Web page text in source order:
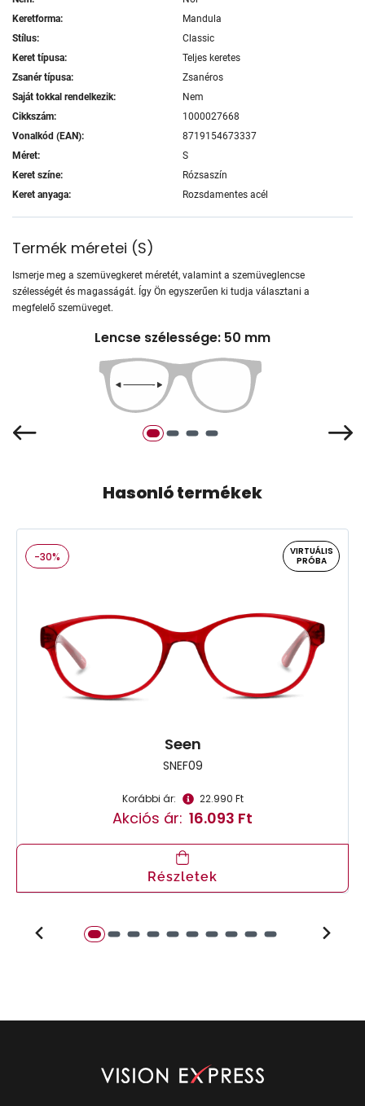
Keretforma:
Mandula
Stílus:
Classic
Keret típusa:
Teljes keretes
Zsanér típusa:
Zsanéros
Saját tokkal rendelkezik:
Nem
Cikkszám:
1000027668
Vonalkód (EAN):
8719154673337
Méret:
S
Keret színe:
Rózsaszín
Keret anyaga:
Rozsdamentes acél
Termék méretei (S)
Ismerje meg a szemüvegkeret méretét, valamint a szemüveglencse
szélességét és magasságát. Így Ön egyszerűen ki tudja választani a
megfelelő szemüveget.
Lencse szélessége: 50 mm
Hasonló termékek
-30%
VIRTUÁLIS
PRÓBA
Seen
SNEF09
Korábbi ár: 22.990 Ft
Akciós ár: 16.093 Ft
Részletek